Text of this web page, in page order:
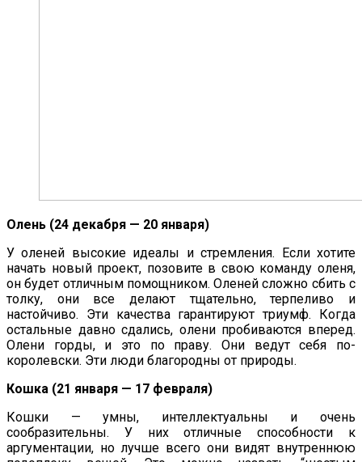
Олень (24 декабря — 20 января)
У оленей высокие идеалы и стремления. Если хотите
начать новый проект, позовите в свою команду оленя,
он будет отличным помощником. Оленей сложно сбить с
толку, они все делают тщательно, терпеливо и
настойчиво. Эти качества гарантируют триумф. Когда
остальные давно сдались, олени пробиваются вперед.
Олени горды, и это по праву. Они ведут себя по-
королевски. Эти люди благородны от природы.
Кошка (21 января — 17 февраля)
Кошки — умны, интеллектуальны и очень
сообразительны. У них отличные способности к
аргументации, но лучше всего они видят внутреннюю